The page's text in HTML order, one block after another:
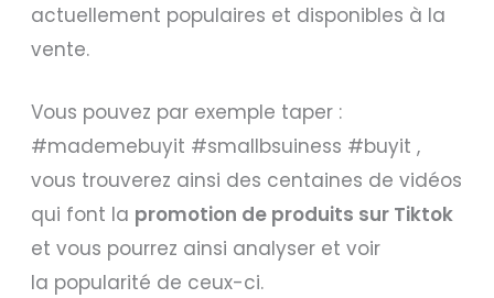
actuellement populaires et disponibles à la
vente.
Vous pouvez par exemple taper :
#mademebuyit #smallbsuiness #buyit ,
vous trouverez ainsi des centaines de vidéos
qui font la promotion de produits sur Tiktok
et vous pourrez ainsi analyser et voir
la popularité de ceux-ci.